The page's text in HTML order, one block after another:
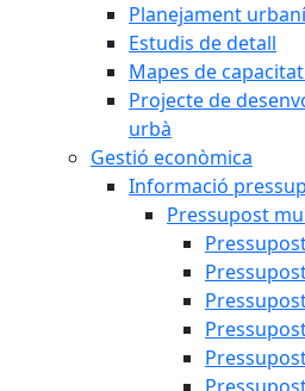
Planejament
Estudis de detall
Mapes de
Projecte de
urbà
Gestió econòmica
Informació
Pressupost